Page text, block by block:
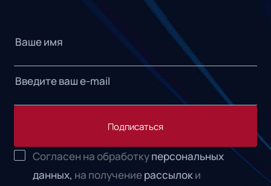
Подписаться
Согласен на обработкуперсональных
данных, на получениерассылоки